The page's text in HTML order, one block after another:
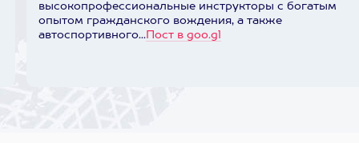
высокопрофессиональные инструкторы с богатым
опытом гражданского вождения, а также
автоспортивного... Пост в goo.gl